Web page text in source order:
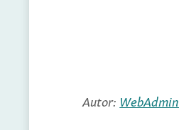
Autor: WebAdmin